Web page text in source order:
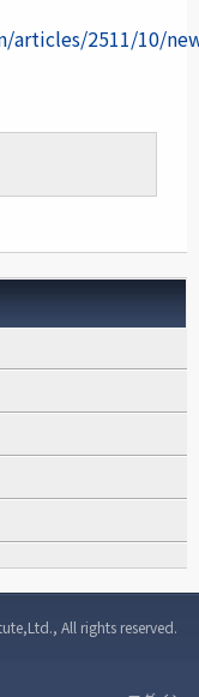
2511/10/
All rights reserved.